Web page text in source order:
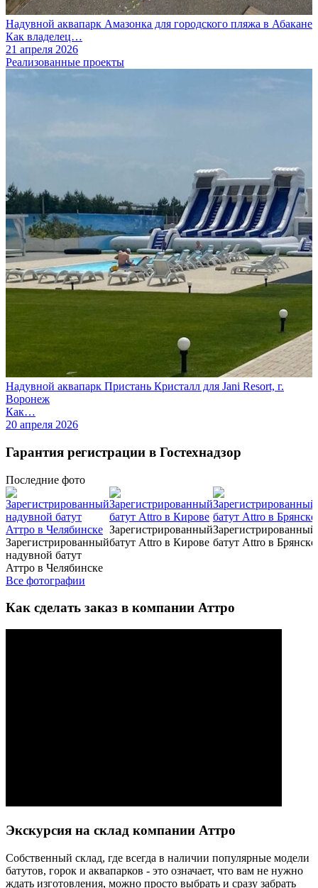
Надувной аквапарк Амазонка для городского пляжа в Абакане
Как владелец…
21 апреля 2026
Реализованные проекты
Надувной аквапарк Пристань Кристалл для Jani Resort, г.
Воронеж
Как…
20 апреля 2026
Гарантия регистрации в Гостехнадзор
Последние фото
Зарегистрированный
надувной батут
Аттро в Челябинске
Зарегистрированный
батут Attro в Кирове
Зарегистрированный
батут Attro в Брянске
Все фотографии
Как сделать заказ в компании Аттро
Экскурсия на склад компании Аттро
Cобственный склад, где всегда в наличии популярные модели
батутов, горок и аквапарков - это означает, что вам не нужно
ждать изготовления, можно просто выбрать и сразу забрать